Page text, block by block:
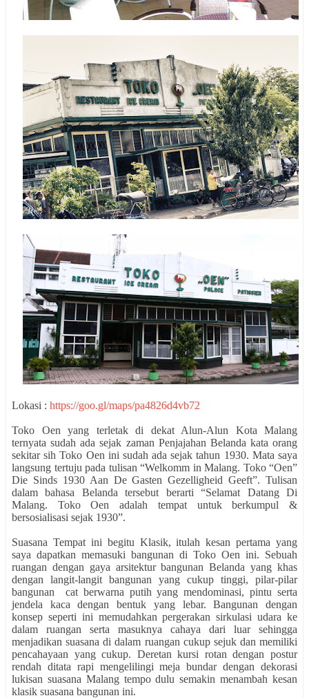
Lokasi : https://goo.gl/maps/pa4826d4vb72
Toko Oen yang terletak di dekat Alun-Alun Kota Malang
ternyata sudah ada sejak zaman Penjajahan Belanda kata orang
sekitar sih Toko Oen ini sudah ada sejak tahun 1930. Mata saya
langsung tertuju pada tulisan “Welkomm in Malang. Toko “Oen”
Die Sinds 1930 Aan De Gasten Gezelligheid Geeft”. Tulisan
dalam bahasa Belanda tersebut berarti “Selamat Datang Di
Malang. Toko Oen adalah tempat untuk berkumpul &
bersosialisasi sejak 1930”.
Suasana Tempat ini begitu Klasik, itulah kesan pertama yang
saya dapatkan memasuki bangunan di Toko Oen ini. Sebuah
ruangan dengan gaya arsitektur bangunan Belanda yang khas
dengan langit-langit bangunan yang cukup tinggi, pilar-pilar
bangunan cat berwarna putih yang mendominasi, pintu serta
jendela kaca dengan bentuk yang lebar. Bangunan dengan
konsep seperti ini memudahkan pergerakan sirkulasi udara ke
dalam ruangan serta masuknya cahaya dari luar sehingga
menjadikan suasana di dalam ruangan cukup sejuk dan memiliki
pencahayaan yang cukup. Deretan kursi rotan dengan postur
rendah ditata rapi mengelilingi meja bundar dengan dekorasi
lukisan suasana Malang tempo dulu semakin menambah kesan
klasik suasana bangunan ini.